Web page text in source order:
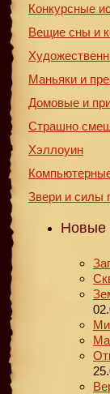
Конкурсные
Вещие сны и
Маньяки и
Домовые и
Страшно
Хэллоуин
Звери и силы
Новые